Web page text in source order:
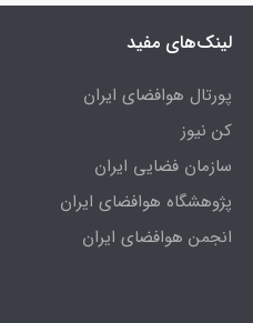
لینک‌های مفید
پورتال هوافضای ایران
کن نیوز
سازمان فضایی ایران
پژوهشگاه هوافضای ایران
انجمن هوافضای ایران